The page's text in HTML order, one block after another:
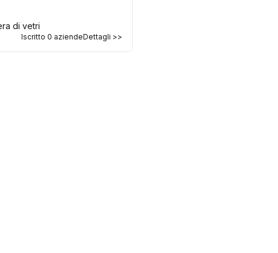
di vetri
Iscritto 0 aziendeDettagli >>